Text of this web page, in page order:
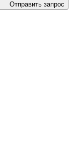
Отправить запрос